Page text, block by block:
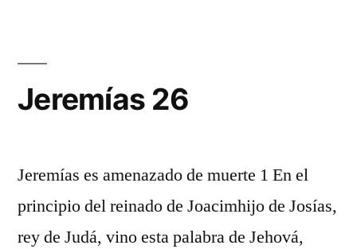
Jeremías 26
Jeremías es amenazado de muerte 1 En el
principio del reinado de Joacimhijo de Josías,
rey de Judá, vino esta palabra de Jehová,